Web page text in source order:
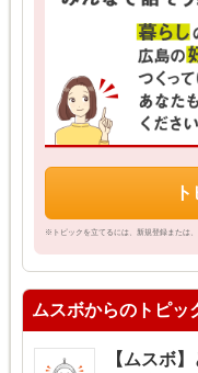
※トピックを立てるには、新規登録または
ムスボからのトピッ
【ムスボ